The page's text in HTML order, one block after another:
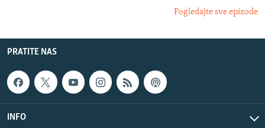
Pogledajte sve epizode
PRATITE NAS
INFO